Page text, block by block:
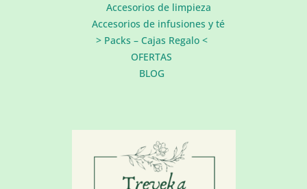
Accesorios de limpieza
Accesorios de infusiones y té
> Packs – Cajas Regalo <
OFERTAS
BLOG